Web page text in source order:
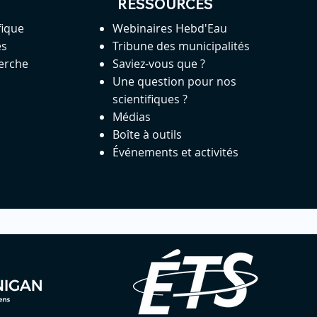
RESSOURCES
Webinaires Hebd'Eau
Tribune des municipalités
Saviez-vous que ?
Une question pour nos
scientifiques ?
Médias
Boîte à outils
Événements et activités